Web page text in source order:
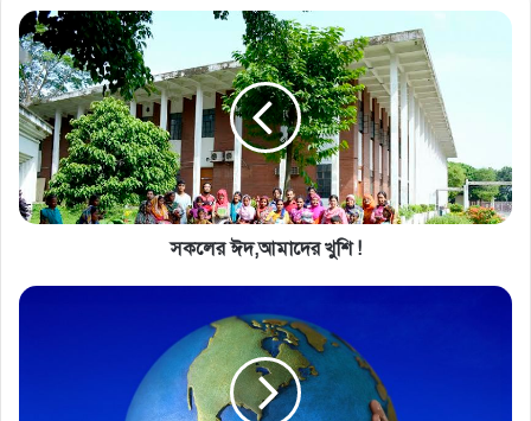
সকলের ঈদ,আমাদের খুশি !